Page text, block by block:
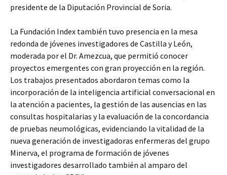
presidente de la Diputación Provincial de Soria.
La Fundación Index también tuvo presencia en la mesa
redonda de jóvenes investigadores de Castilla y León,
moderada por el Dr. Amezcua, que permitió conocer
proyectos emergentes con gran proyección en la región.
Los trabajos presentados abordaron temas como la
incorporación de la inteligencia artificial conversacional en
la atención a pacientes, la gestión de las ausencias en las
consultas hospitalarias y la evaluación de la concordancia
de pruebas neumológicas, evidenciando la vitalidad de la
nueva generación de investigadoras enfermeras del grupo
Minerva, el programa de formación de jóvenes
investigadores desarrollado también al amparo del